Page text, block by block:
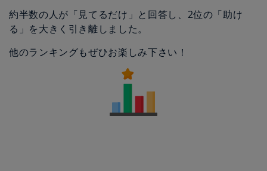
約半数の人が「見てるだけ」と回答し、2位の「助け
る」を大きく引き離しました。
他のランキングもぜひお楽しみ下さい！